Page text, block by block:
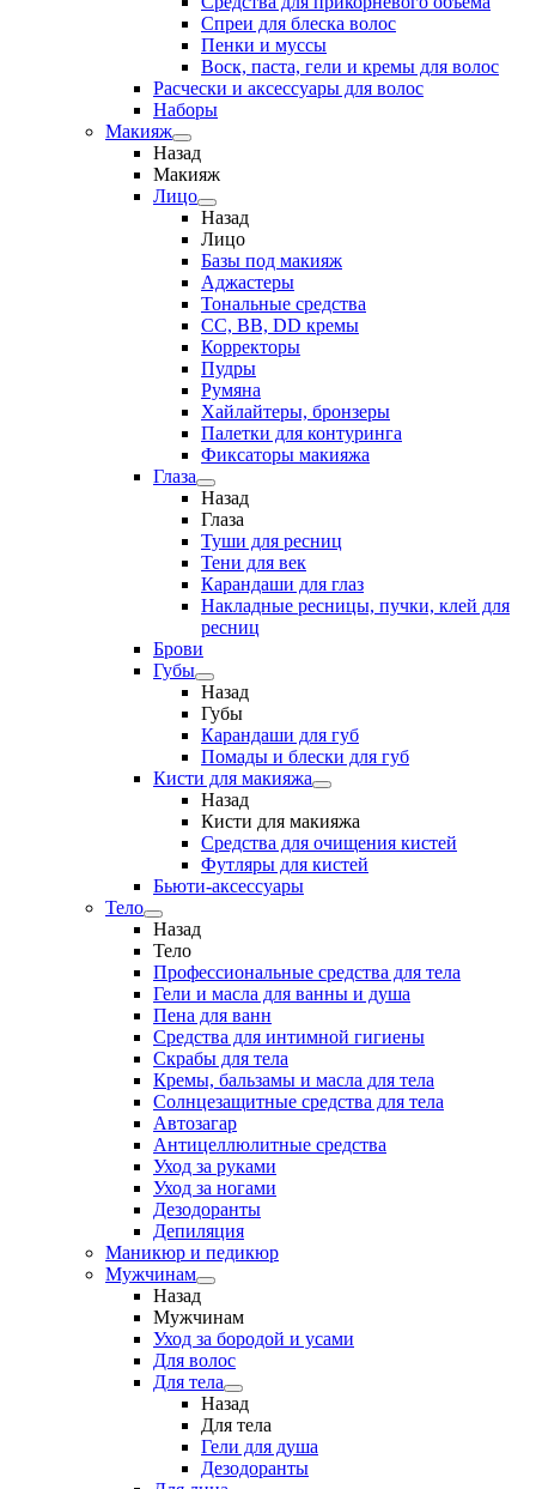
Спреи для блеска волос
Пенки и муссы
Воск, паста, гели и кремы для волос
Расчески и аксессуары для волос
Наборы
Макияж
Назад
Макияж
Лицо
Назад
Лицо
Базы под макияж
Аджастеры
Тональные средства
CC, BB, DD кремы
Корректоры
Пудры
Румяна
Хайлайтеры, бронзеры
Палетки для контуринга
Фиксаторы макияжа
Глаза
Назад
Глаза
Туши для ресниц
Тени для век
Карандаши для глаз
Накладные ресницы, пучки, клей для
ресниц
Брови
Губы
Назад
Губы
Карандаши для губ
Помады и блески для губ
Кисти для макияжа
Назад
Кисти для макияжа
Средства для очищения кистей
Футляры для кистей
Бьюти-аксессуары
Тело
Назад
Тело
Профессиональные средства для тела
Гели и масла для ванны и душа
Пена для ванн
Средства для интимной гигиены
Скрабы для тела
Кремы, бальзамы и масла для тела
Солнцезащитные средства для тела
Автозагар
Антицеллюлитные средства
Уход за руками
Уход за ногами
Дезодоранты
Депиляция
Маникюр и педикюр
Мужчинам
Назад
Мужчинам
Уход за бородой и усами
Для волос
Для тела
Назад
Для тела
Гели для душа
Дезодоранты